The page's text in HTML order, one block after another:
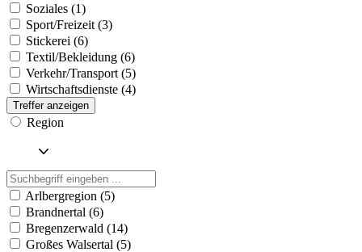
Soziales (1)
Sport/Freizeit (3)
Stickerei (6)
Textil/Bekleidung (6)
Verkehr/Transport (5)
Wirtschaftsdienste (4)
Treffer anzeigen
Region
Arlbergregion (5)
Brandnertal (6)
Bregenzerwald (14)
Großes Walsertal (5)